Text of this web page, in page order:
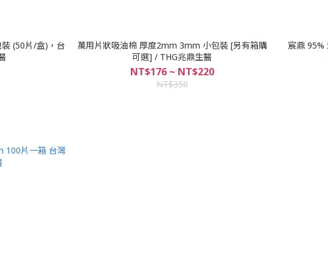
(50片/盒)，台
萬用片狀吸油棉 厚度2mm 3mm 小包裝 [另有箱購
可選] / THG兆鼎生醫
NT$176 ~ NT$220
NT$350